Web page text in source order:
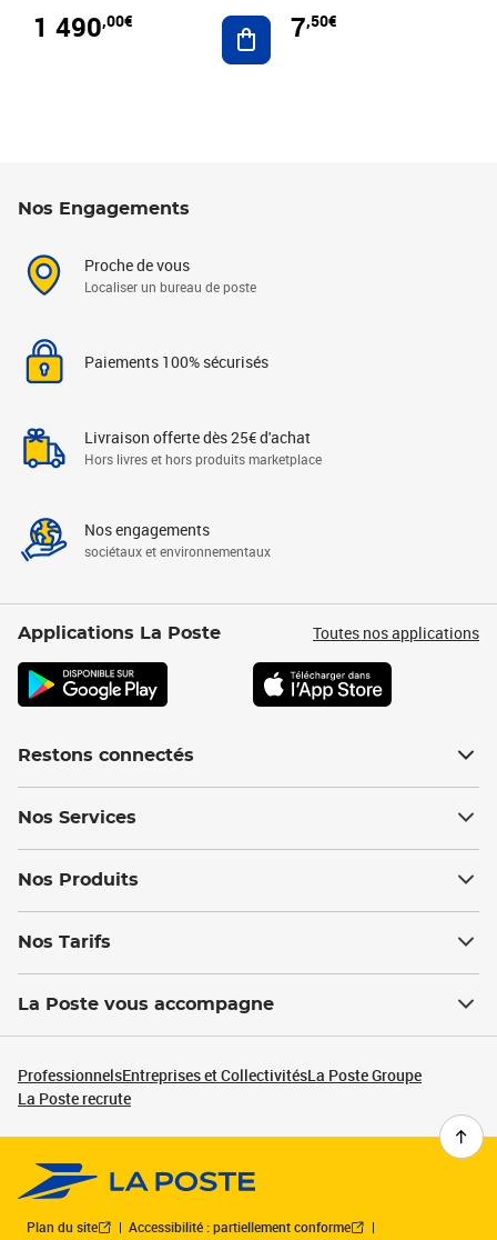
1 490,00€ Ajouter au panier
7,50€
Nos Engagements
Proche de vous
Localiser un bureau de poste
Paiements 100% sécurisés
Livraison offerte dès 25€ d'achat
Hors livres et hors produits marketplace
Nos engagements
sociétaux et environnementaux
Applications La Poste Toutes nos applications
Restons connectés
Nos Services
Nos Produits
Nos Tarifs
La Poste vous accompagne
ProfessionnelsEntreprises et CollectivitésLa Poste Groupe
La Poste recrute
Plan du site
Accessibilité : partiellement conforme